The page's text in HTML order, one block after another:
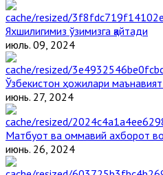
Яхшилигимиз ўзимизга қайтади
июль. 09, 2024
Ўзбекистон ҳожилари
июнь. 27, 2024
Матбуот ва оммавий ахборот
июнь. 26, 2024